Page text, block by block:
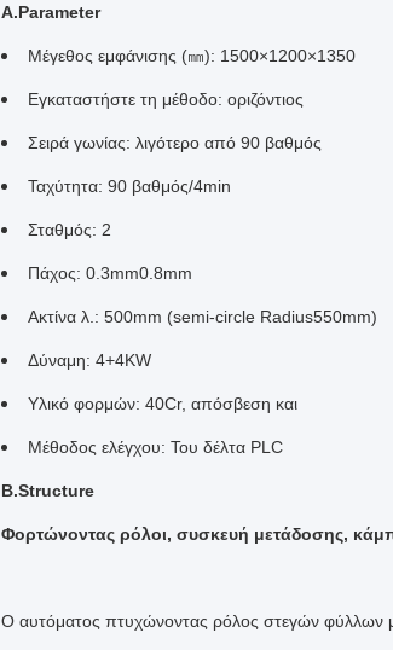
A.Parameter
Μέγεθος εμφάνισης (㎜): 1500×1200×1350
Εγκαταστήστε τη μέθοδο: οριζόντιος
Σειρά γωνίας: λιγότερο από 90 βαθμός
Ταχύτητα: 90 βαθμός/4min
Σταθμός: 2
Πάχος: 0.3mm0.8mm
Ακτίνα λ.: 500mm (semi-circle Radius550mm)
Δύναμη: 4+4KW
Υλικό φορμών: 40Cr, απόσβεση και
Μέθοδος ελέγχου: Του δέλτα PLC
B.Structure
Φορτώνοντας ρόλοι, συσκευή μετάδοσης,
Ο αυτόματος πτυχώνοντας ρόλος στεγών φύλλων